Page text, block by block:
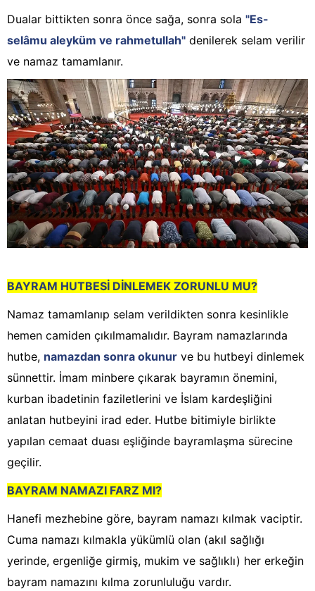
Dualar bittikten sonra önce sağa, sonra sola "Es-
selâmu aleyküm ve rahmetullah" denilerek selam verilir
ve namaz tamamlanır.
BAYRAM HUTBESİ DİNLEMEK ZORUNLU MU?
Namaz tamamlanıp selam verildikten sonra kesinlikle
hemen camiden çıkılmamalıdır. Bayram namazlarında
hutbe, namazdan sonra okunur ve bu hutbeyi dinlemek
sünnettir. İmam minbere çıkarak bayramın önemini,
kurban ibadetinin faziletlerini ve İslam kardeşliğini
anlatan hutbeyini irad eder. Hutbe bitimiyle birlikte
yapılan cemaat duası eşliğinde bayramlaşma sürecine
geçilir.
BAYRAM NAMAZI FARZ MI?
Hanefi mezhebine göre, bayram namazı kılmak vaciptir.
Cuma namazı kılmakla yükümlü olan (akıl sağlığı
yerinde, ergenliğe girmiş, mukim ve sağlıklı) her erkeğin
bayram namazını kılma zorunluluğu vardır.